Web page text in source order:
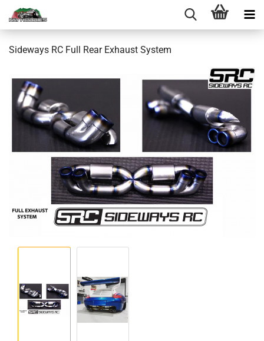
Sideways RC Full Rear Exhaust System